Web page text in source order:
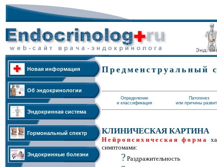
Новая информация
Об эндокринологии
Эндокринная система
Гормональный спектр
Эндокринные болезни
Предменструальный
Определение
и классификация
Патогенез
или причины
КЛИНИЧЕСКАЯ КАРТИНА
Нейропсихическая форма
симптомами:
? Раздражительность